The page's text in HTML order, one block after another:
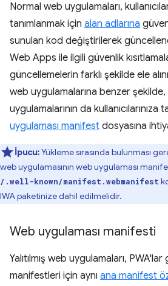
Normal web uygulamaları,
tanımlanmak için alan adlarına
sunulan kod değiştirilerek
Web Apps ile ilgili güvenlik
güncellemelerin farklı şekilde ele
web uygulamalarına benzer şekilde,
uygulamalarının da kullanıcılarınıza
uygulaması manifest dosyasına
İpucu:Yükleme sırasında bulunması
web uygulamasının web uygulaması
/.well-known/manifest.webmanifest
IWA paketinize dahil edilmelidir.
Web uygulaması manifesti
Yalıtılmış web uygulamaları,
manifestleri için aynı ana manifest